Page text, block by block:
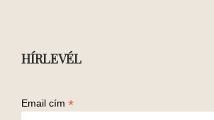
HÍRLEVÉL
Email cím *